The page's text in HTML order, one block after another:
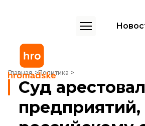
Главная Политика
Суд арестовал корпоративные права
Суд